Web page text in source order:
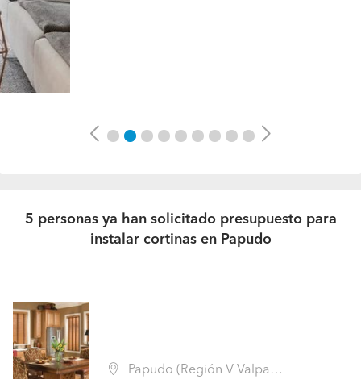
Previous Next
5 personas ya han solicitado presupuesto para
instalar cortinas en Papudo
Papudo (Región V Valparaíso - Petorca)